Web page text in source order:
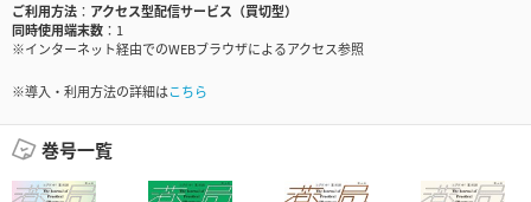
ご利用方法
アクセス型配信サービス（買切型）
同時使用端末数
1
※インターネット経由でのWEBブラウザによるアクセス参照
※導入・利用方法の詳細はこちら
巻号一覧